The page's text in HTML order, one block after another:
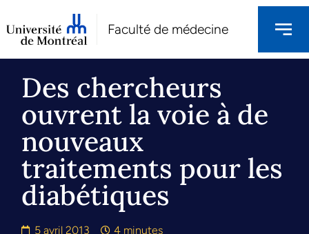
Faculté de médecine
Des chercheurs
ouvrent la voie à de
nouveaux
traitements pour les
diabétiques
5 avril 2013 4 minutes